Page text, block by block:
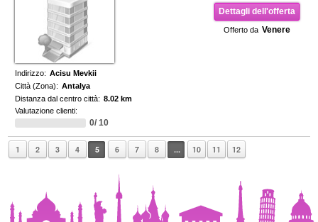
Dettagli dell'offerta
Offerto da Venere
Indirizzo: Acisu Mevkii
Città (Zona): Antalya
Distanza dal centro città: 8.02 km
Valutazione clienti:
0/ 10
1 2 3 4 5 6 7 8 ... 10 11 12